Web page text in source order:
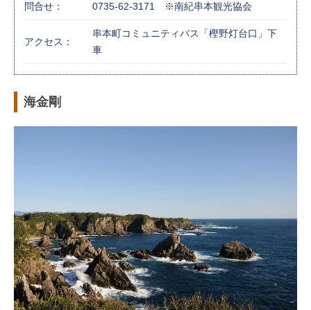
問合せ： 0735-62-3171 ※南紀串本観光協会
アクセス：
串本町コミュニティバス「樫野灯台口」下
車
海金剛